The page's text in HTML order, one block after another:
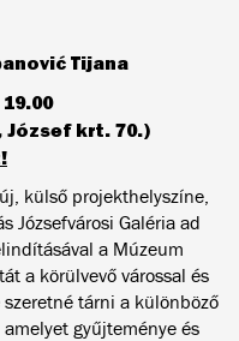
Tijana
József krt. 70.)
külső projekthelyszíne,
Józsefvárosi Galéria ad
a Múzeum
a körülvevő várossal és
tárni a különböző
gyűjteménye és